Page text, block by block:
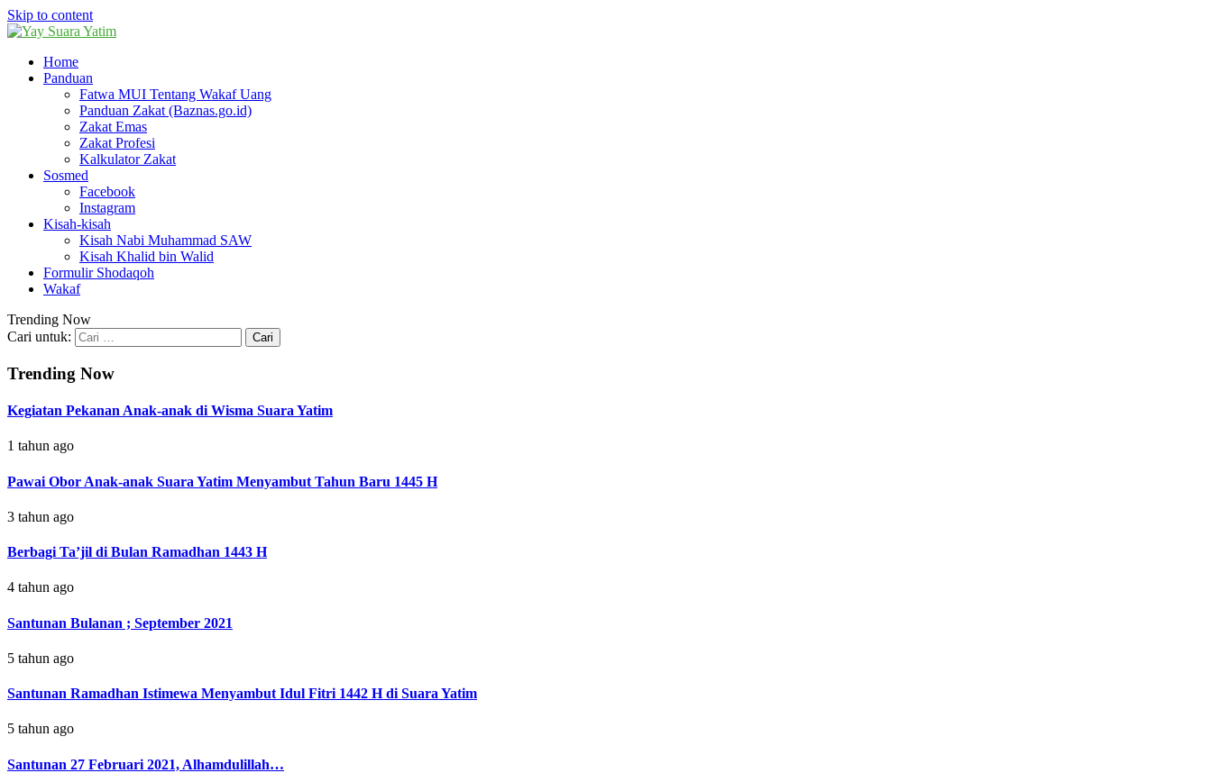
Skip to content
Home
Panduan
Fatwa MUI Tentang Wakaf Uang
Panduan Zakat (Baznas.go.id)
Zakat Emas
Zakat Profesi
Kalkulator Zakat
Sosmed
Facebook
Instagram
Kisah-kisah
Kisah Nabi Muhammad SAW
Kisah Khalid bin Walid
Formulir Shodaqoh
Wakaf
Trending Now
Cari untuk:
Trending Now
Kegiatan Pekanan Anak-anak di Wisma Suara Yatim
1 tahun ago
Pawai Obor Anak-anak Suara Yatim Menyambut Tahun Baru 1445 H
3 tahun ago
Berbagi Ta’jil di Bulan Ramadhan 1443 H
4 tahun ago
Santunan Bulanan ; September 2021
5 tahun ago
Santunan Ramadhan Istimewa Menyambut Idul Fitri 1442 H di Suara Yatim
5 tahun ago
Santunan 27 Februari 2021, Alhamdulillah…